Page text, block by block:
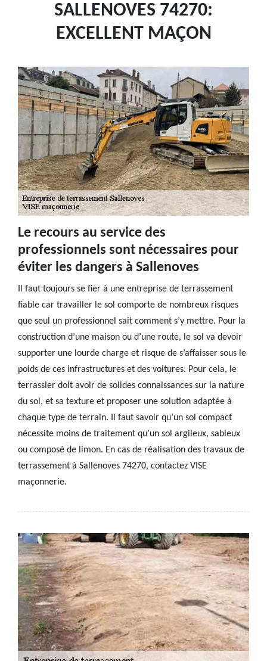
SALLENOVES 74270:
EXCELLENT MAÇON
Le recours au service des
professionnels sont nécessaires pour
éviter les dangers à Sallenoves
Il faut toujours se fier à une entreprise de terrassement
fiable car travailler le sol comporte de nombreux risques
que seul un professionnel sait comment s’y mettre. Pour la
construction d’une maison ou d’une route, le sol va devoir
supporter une lourde charge et risque de s’affaisser sous le
poids de ces infrastructures et des voitures. Pour cela, le
terrassier doit avoir de solides connaissances sur la nature
du sol, et sa texture et proposer une solution adaptée à
chaque type de terrain. Il faut savoir qu’un sol compact
nécessite moins de traitement qu’un sol argileux, sableux
ou composé de limon. En cas de réalisation des travaux de
terrassement à Sallenoves 74270, contactez VISE
maçonnerie.